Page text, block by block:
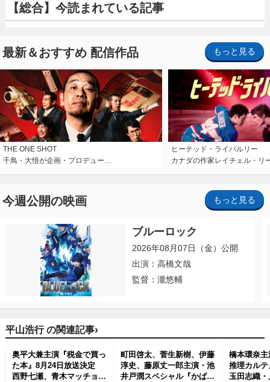
【総合】今読まれている記事
最新＆おすすめ 配信作品 もっと見る
THE ONE SHOT
千鳥・大悟が企画・プロデュー…
ヒーテッド・ライバルリー
カナダの作家レイチェル・リ
今週公開の映画 もっと見る
ブルーロック
2026年08月07日（金）公開
出演：高橋文哉
監督：瀧悠輔
平山浩行 の関連記事›
奥平大兼主演『税金で買っ
た本』8月24日放送決定
西野七瀬、青木マッチョら
町田啓太、菅生新樹、伊藤
淳史、藤原丈一郎主演・池
井戸潤スペシャル『かばん
橋本環奈
推理カル
玉田志織